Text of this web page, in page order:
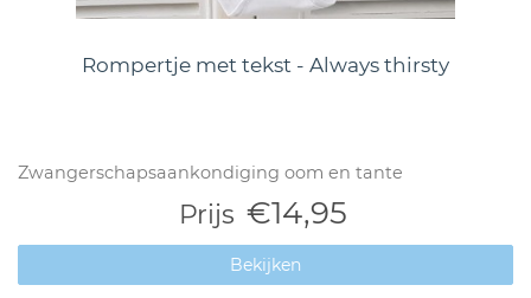
Rompertje met tekst - Always thirsty
Zwangerschapsaankondiging oom en tante
Prijs €14,95
Bekijken